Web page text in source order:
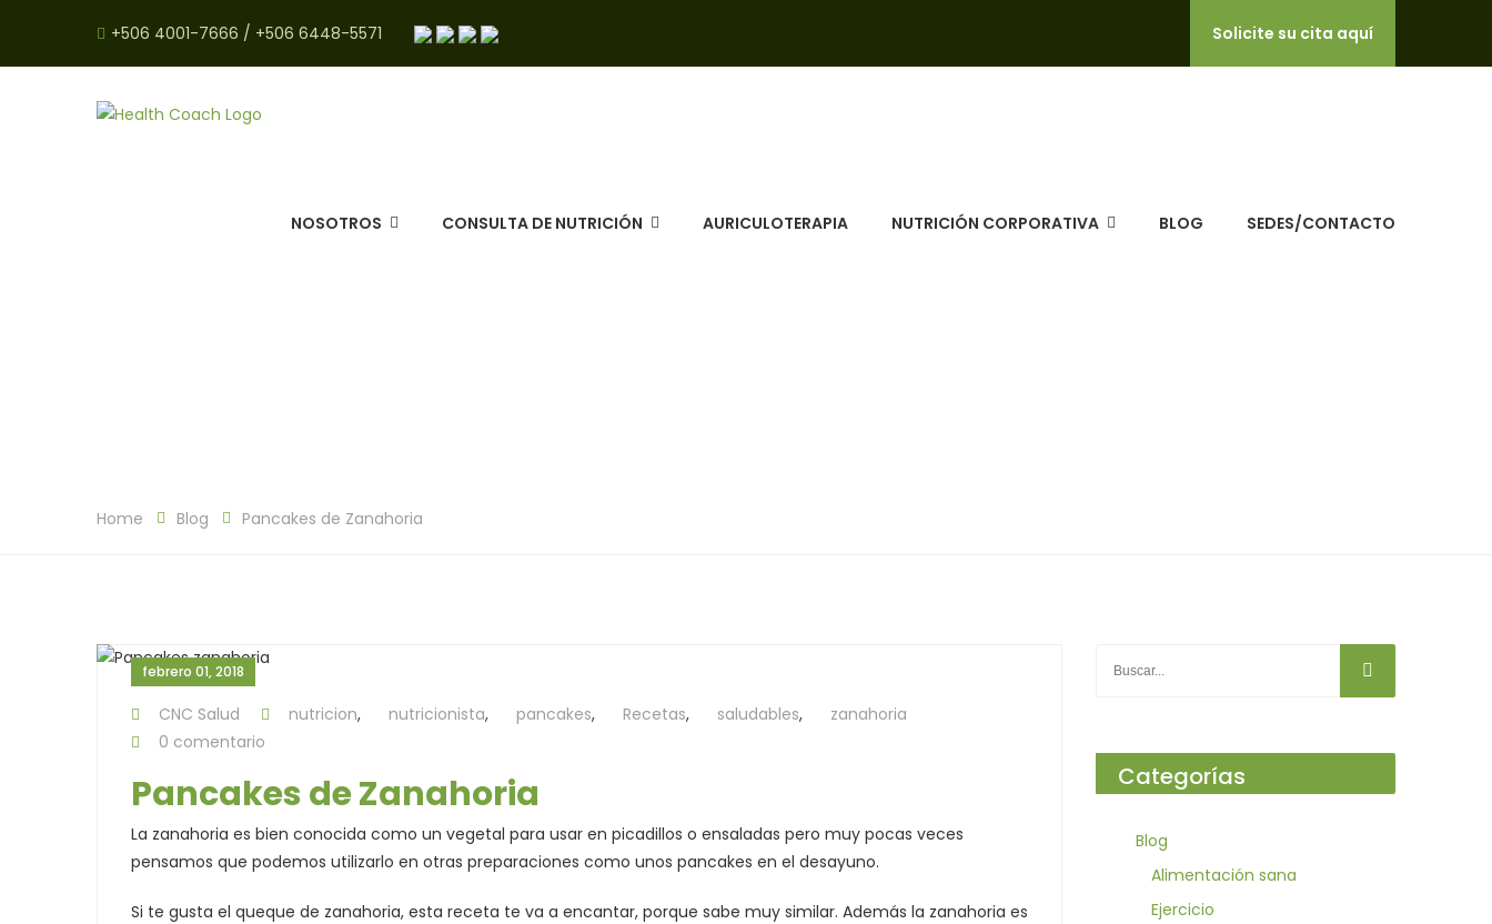
+506 4001-7666 / +506 6448-5571 Solicite su cita aquí
NOSOTROS CONSULTA DE NUTRICIÓN AURICULOTERAPIA NUTRICIÓN CORPORATIVA BLOG SEDES/CONTACTO
Home Blog Pancakes de Zanahoria
febrero 01, 2018
CNC Salud nutricion, nutricionista, pancakes, Recetas, saludables,
zanahoria
0 comentario
Pancakes de Zanahoria
La zanahoria es bien conocida como un vegetal para usar en picadillos o ensaladas pero muy pocas veces
pensamos que podemos utilizarlo en otras preparaciones como unos pancakes en el desayuno.
Si te gusta el queque de zanahoria, esta receta te va a encantar, porque sabe muy similar. Además la zanahoria es
Categorías
Blog
Alimentación sana
Ejercicio